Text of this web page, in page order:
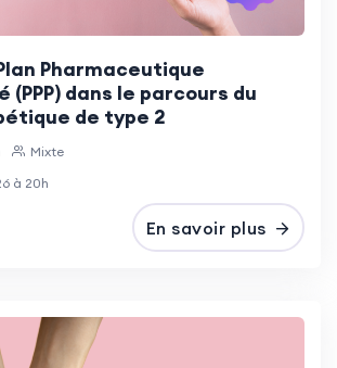
Pharmaceutique
(PPP) dans le parcours du
de type 2
Mixte
à 20h
En savoir plus